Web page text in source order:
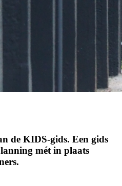
de KIDS-gids. Een gids
mét in plaats